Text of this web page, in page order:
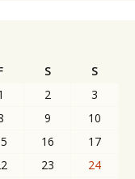
S
S
2
3
9
10
16
17
23 24